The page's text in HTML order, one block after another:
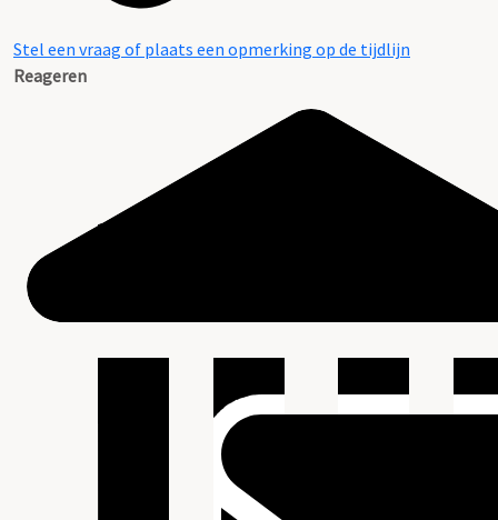
Stel een vraag of plaats een opmerking op de tijdlijn
Reageren